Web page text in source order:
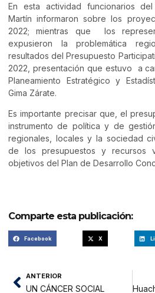
En esta actividad funcionarios
Martín informaron sobre los
2022; mientras que los
expusieron la problemática
resultados del Presupuesto
2022, presentación que estuvo a
Planeamiento Estratégico y
Gima Zárate.
Es importante precisar que, el
instrumento de política y de
regionales, locales y la sociedad
de los presupuestos y recursos
objetivos del Plan de Desarrollo
Comparte esta publicación:
Facebook X
ANTERIOR
UN CÁNCER SOCIAL